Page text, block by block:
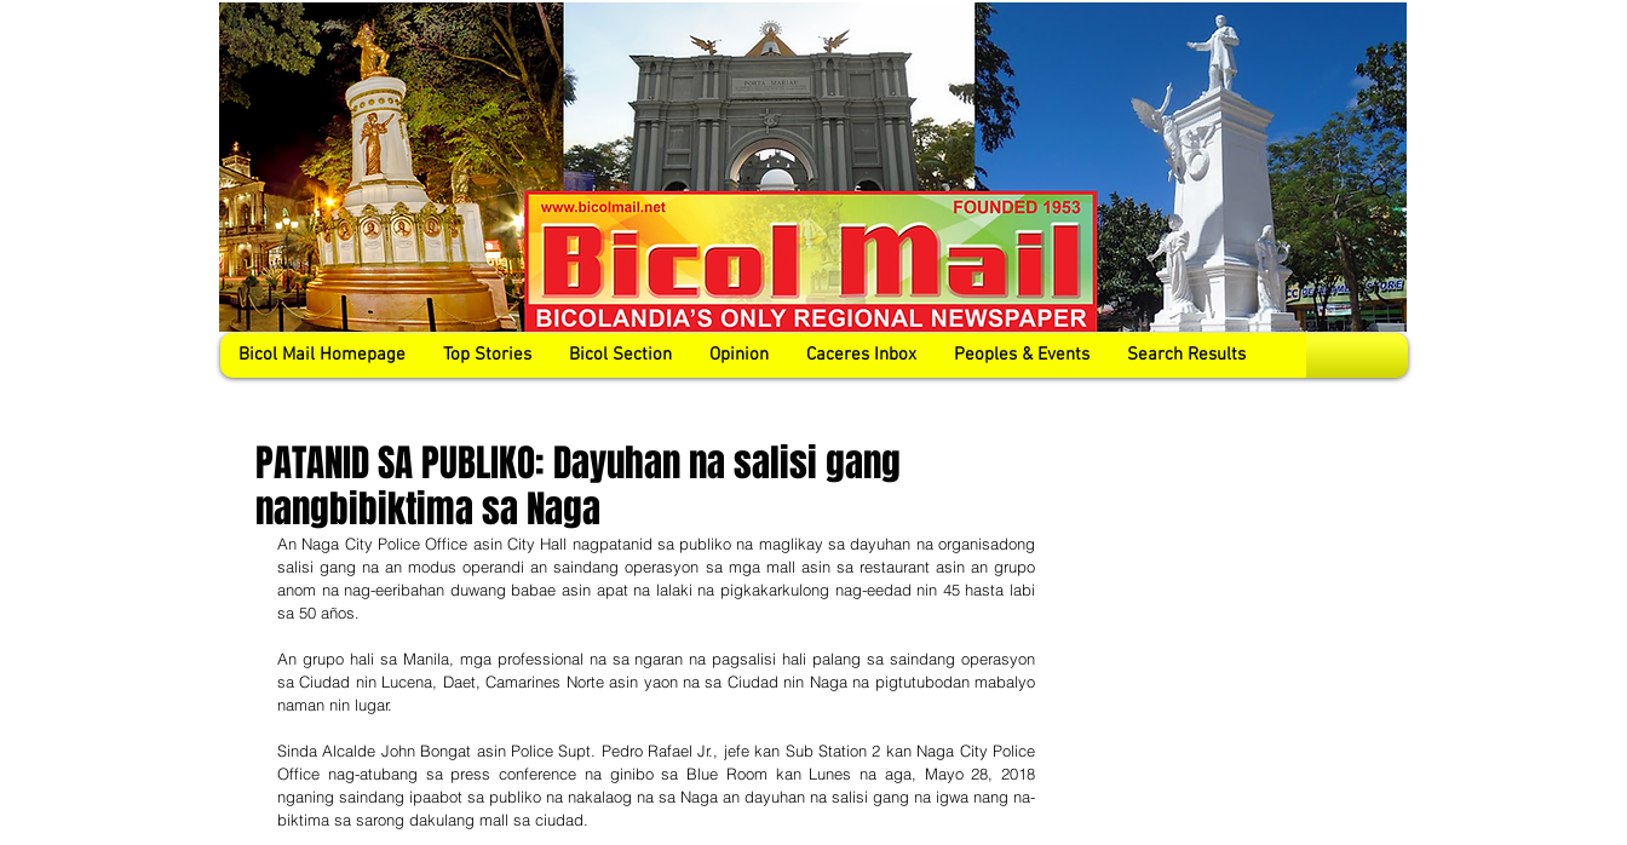
Bicol Mail Homepage Top Stories Bicol Section Opinion Caceres Inbox Peoples & Events Search Results
PATANID SA PUBLIKO: Dayuhan na salisi gang
nangbibiktima sa Naga
An Naga City Police Office asin City Hall nagpatanid sa publiko na maglikay sa dayuhan na organisadong
salisi gang na an modus operandi an saindang operasyon sa mga mall asin sa restaurant asin an grupo
anom na nag-eeribahan duwang babae asin apat na lalaki na pigkakarkulong nag-eedad nin 45 hasta labi
sa 50 años.
An grupo hali sa Manila, mga professional na sa ngaran na pagsalisi hali palang sa saindang operasyon
sa Ciudad nin Lucena, Daet, Camarines Norte asin yaon na sa Ciudad nin Naga na pigtutubodan mabalyo
naman nin lugar.
Sinda Alcalde John Bongat asin Police Supt. Pedro Rafael Jr., jefe kan Sub Station 2 kan Naga City Police
Office nag-atubang sa press conference na ginibo sa Blue Room kan Lunes na aga, Mayo 28, 2018
nganing saindang ipaabot sa publiko na nakalaog na sa Naga an dayuhan na salisi gang na igwa nang na-
biktima sa sarong dakulang mall sa ciudad.